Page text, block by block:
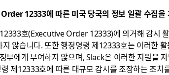
12333에 따른 미국 당국의 정보 일괄 수집을
호(Executive Order 12333)에 의거해 감시
지 않습니다. 또한 행정명령 제12333호는 이러한
부에게 부여하지 않으며, Slack은 이러한 지원을
제12333호에 따른 대규모 감시를 조장하는 조치